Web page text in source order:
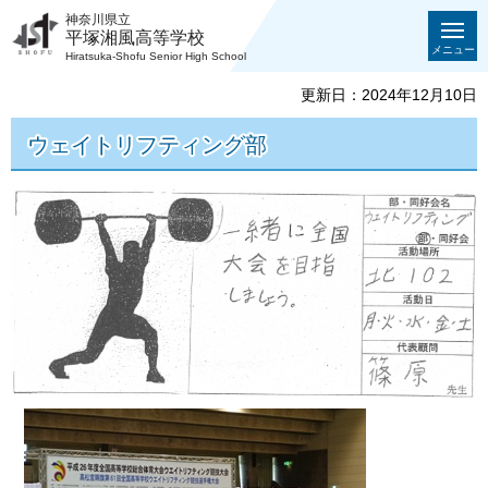
神奈川県立
平塚湘風高等学校
Hiratsuka-Shofu Senior High School
メニュー
更新日：2024年12月10日
ウェイトリフティング部